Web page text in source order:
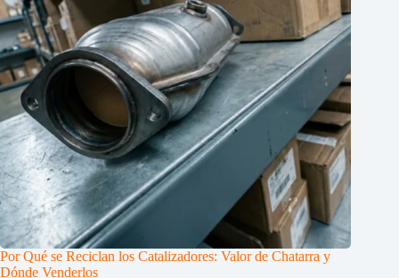
Por Qué se Reciclan los Catalizadores: Valor de Chatarra y
Dónde Venderlos